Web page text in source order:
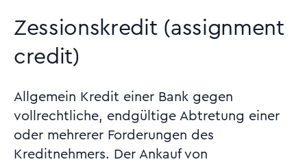
Zessionskredit (assignment
credit)
Allgemein Kredit einer Bank gegen
vollrechtliche, endgültige Abtretung einer
oder mehrerer Forderungen des
Kreditnehmers. Der Ankauf von